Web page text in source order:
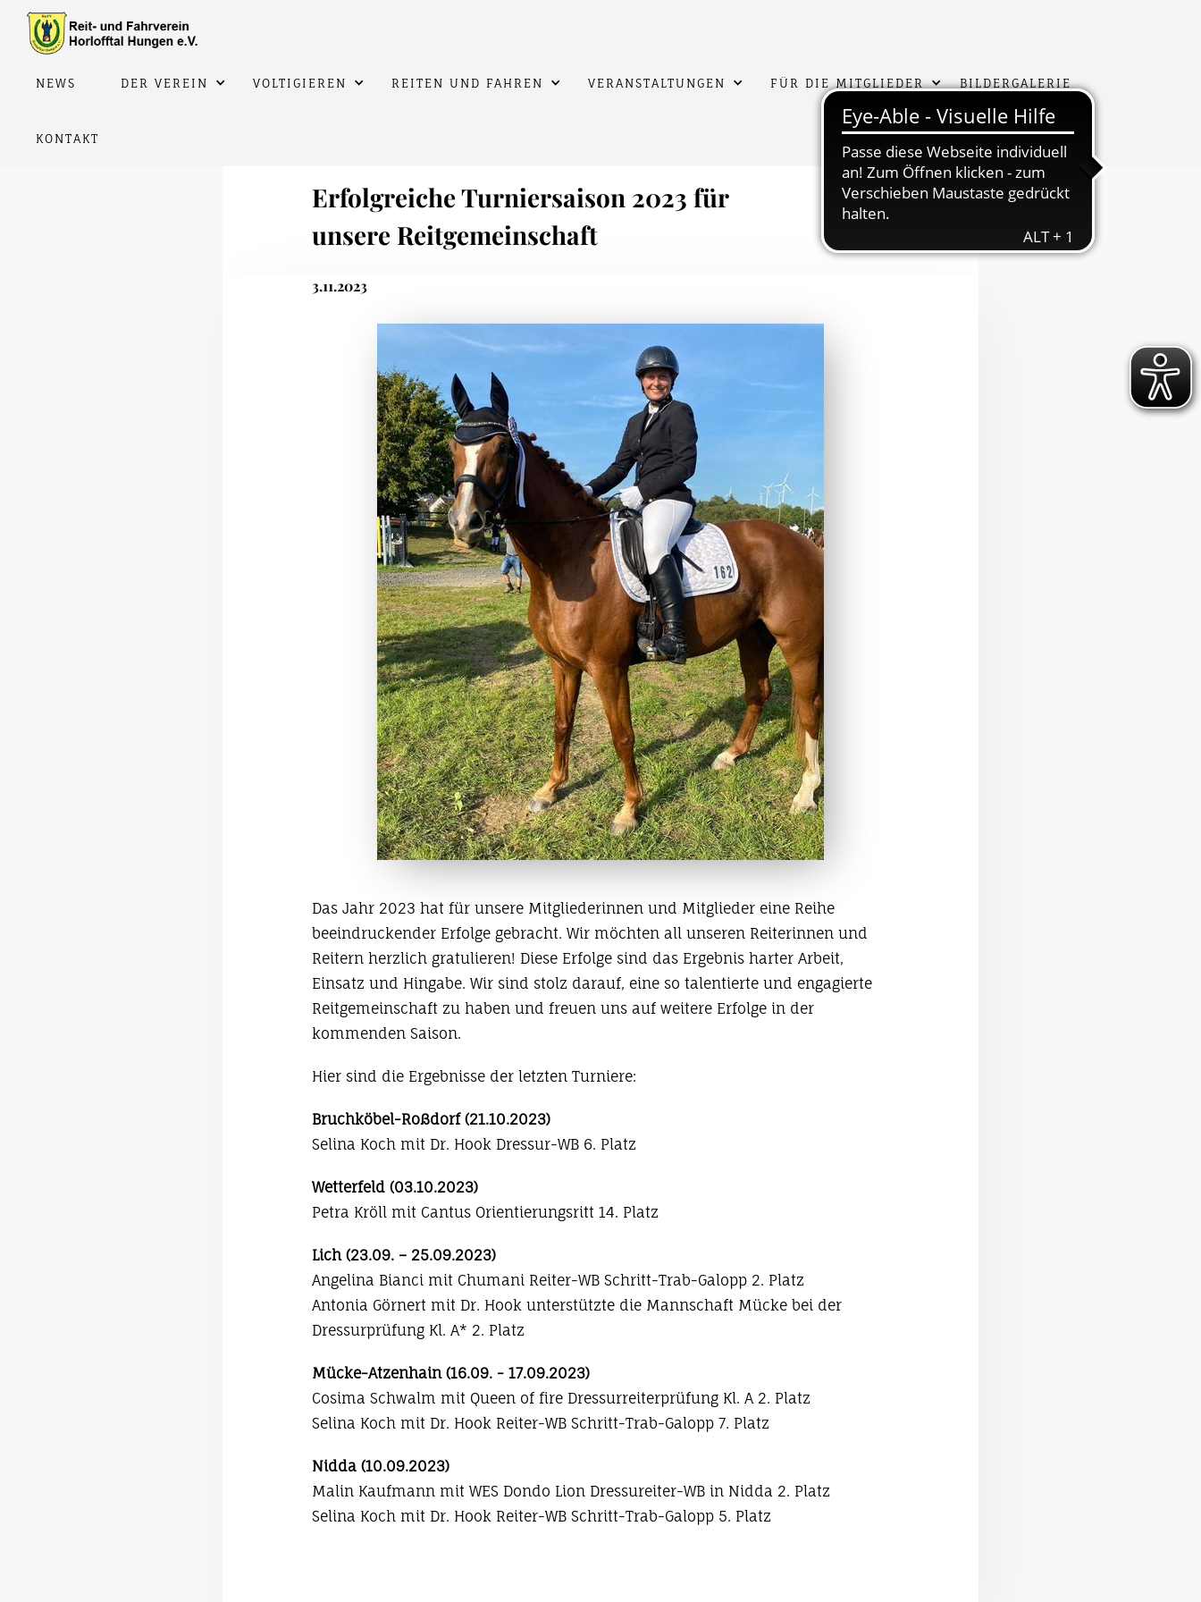
NEWS DER VEREIN VOLTIGIEREN REITEN UND FAHREN VERANSTALTUNGEN FÜR DIE MITGLIEDER BILDERGALERIE
KONTAKT
Erfolgreiche Turniersaison 2023 für
unsere Reitgemeinschaft
3.11.2023
Das Jahr 2023 hat für unsere Mitgliederinnen und Mitglieder eine Reihe
beeindruckender Erfolge gebracht. Wir möchten all unseren Reiterinnen und
Reitern herzlich gratulieren! Diese Erfolge sind das Ergebnis harter Arbeit,
Einsatz und Hingabe. Wir sind stolz darauf, eine so talentierte und engagierte
Reitgemeinschaft zu haben und freuen uns auf weitere Erfolge in der
kommenden Saison.
Hier sind die Ergebnisse der letzten Turniere:
Bruchköbel-Roßdorf (21.10.2023)
Selina Koch mit Dr. Hook Dressur-WB 6. Platz
Wetterfeld (03.10.2023)
Petra Kröll mit Cantus Orientierungsritt 14. Platz
Lich (23.09. – 25.09.2023)
Angelina Bianci mit Chumani Reiter-WB Schritt-Trab-Galopp 2. Platz
Antonia Görnert mit Dr. Hook unterstützte die Mannschaft Mücke bei der
Dressurprüfung Kl. A* 2. Platz
Mücke-Atzenhain (16.09. - 17.09.2023)
Cosima Schwalm mit Queen of fire Dressurreiterprüfung Kl. A 2. Platz
Selina Koch mit Dr. Hook Reiter-WB Schritt-Trab-Galopp 7. Platz
Nidda (10.09.2023)
Malin Kaufmann mit WES Dondo Lion Dressureiter-WB in Nidda 2. Platz
Selina Koch mit Dr. Hook Reiter-WB Schritt-Trab-Galopp 5. Platz